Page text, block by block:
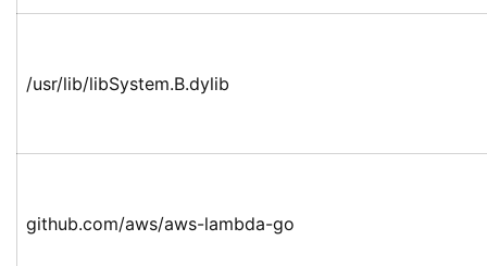
/usr/lib/libSystem.B.dylib
github.com/aws/aws-lambda-go